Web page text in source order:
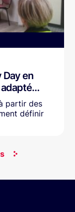
en
adapté…
partir des
définir